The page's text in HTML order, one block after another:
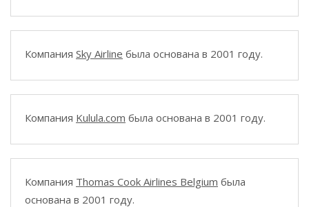
Компания Sky Airline была основана в 2001 году.
Компания Kulula.com была основана в 2001 году.
Компания Thomas Cook Airlines Belgium была
основана в 2001 году.